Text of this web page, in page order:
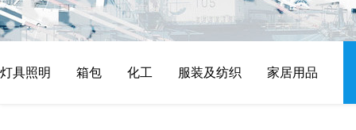
灯具照明 箱包 化工 服装及纺织 家居用品